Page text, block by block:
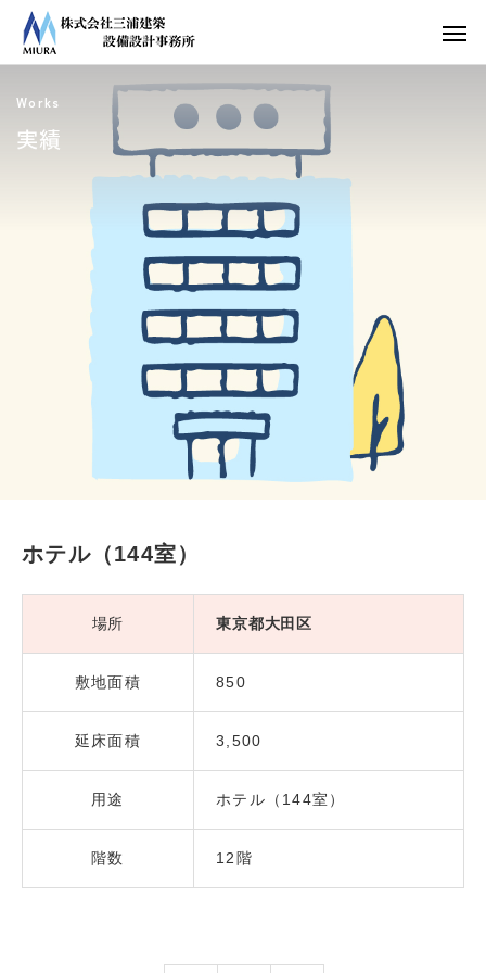
Works
実績
ホテル（144室）
場所 東京都大田区
敷地面積 850
延床面積 3,500
用途 ホテル（144室）
階数 12階